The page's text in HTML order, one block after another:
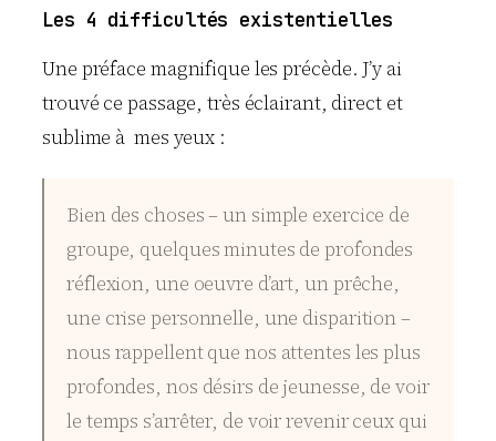
Les 4 difficultés existentielles
Une préface magnifique les précède. J’y ai
trouvé ce passage, très éclairant, direct et
sublime à mes yeux :
Bien des choses – un simple exercice de
groupe, quelques minutes de profondes
réflexion, une oeuvre d’art, un prêche,
une crise personnelle, une disparition –
nous rappellent que nos attentes les plus
profondes, nos désirs de jeunesse, de voir
le temps s’arrêter, de voir revenir ceux qui